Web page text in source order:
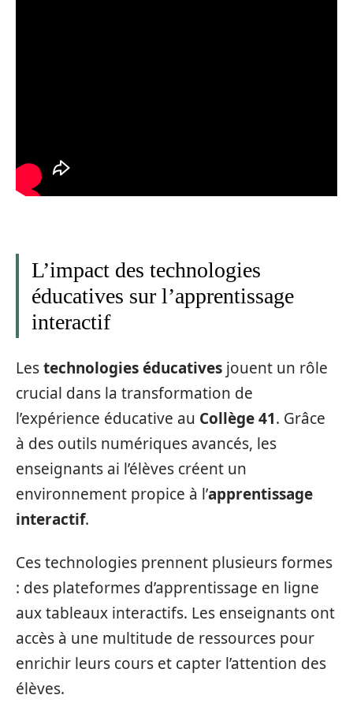
L’impact des technologies
éducatives sur l’apprentissage
interactif
Lestechnologies éducatives jouent un rôle
crucial dans la transformation de
l’expérience éducative au Collège 41. Grâce
à des outils numériques avancés, les
enseignants ai l’élèves créent un
environnement propice à l’apprentissage
interactif.
Ces technologies prennent plusieurs formes
: des plateformes d’apprentissage en ligne
aux tableaux interactifs. Les enseignants ont
accès à une multitude de ressources pour
enrichir leurs cours et capter l’attention des
élèves.